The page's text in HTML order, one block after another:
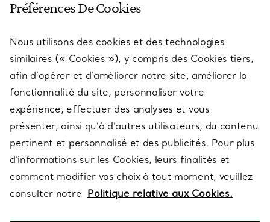
PLUS DE RÉSULTATS
Résultats affichés 1 - 60 sur 176
RETOUR EN HAUT
Préférences De Cookies
Nous utilisons des cookies et des technologies
similaires (« Cookies »), y compris des Cookies tiers,
afin d’opérer et d’améliorer notre site, améliorer la
fonctionnalité du site, personnaliser votre
expérience, effectuer des analyses et vous
présenter, ainsi qu’à d’autres utilisateurs, du contenu
pertinent et personnalisé et des publicités. Pour plus
d’informations sur les Cookies, leurs finalités et
comment modifier vos choix à tout moment, veuillez
consulter notre Politique relative aux Cookies.